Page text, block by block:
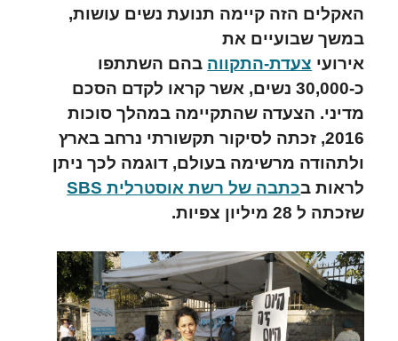
האקלים הזה קיימה תנועת נשים עושות,
במשך שבועיים את
אירועי צעדת-התקווה בהם השתתפו
כ-30,000 נשים, אשר קראו לקדם הסכם
מדיני. הצעדה שהתקיימה במהלך סוכות
2016, זכתה לסיקור תקשורתי נרחב בארץ
ולתהודה מרשימה בעולם, דוגמה לכך ניתן
לראות בכתבה של רשת אוסטרלית SBS
שזכתה ל 28 מיליון צפיות.